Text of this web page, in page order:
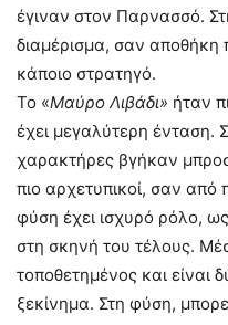
έγιναν στον Παρνασσό.
διαμέρισμα, σαν
κάποιο στρατηγό.
Το «Μαύρο Λιβάδι» ήταν
έχει μεγαλύτερη ένταση.
χαρακτήρες βγήκαν
πιο αρχετυπικοί, σαν
φύση έχει ισχυρό ρόλο,
στη σκηνή του τέλους.
τοποθετημένος και είναι
ξεκίνημα. Στη φύση,